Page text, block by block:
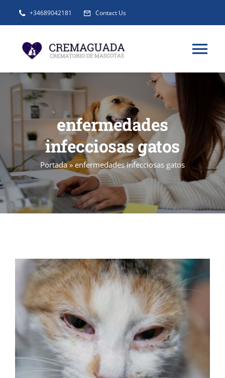
+34689042181 Contact Us
INFORMACIÓN
SERVICIOS
URNAS Y RECUERDOS
BLOG
enfermedades
infecciosas gatos
Portada» enfermedades infecciosas gatos